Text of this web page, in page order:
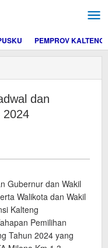
PEMPROV KALTENG
dan
2024
Gubernur dan Wakil
Walikota dan Wakil
Kalteng
Pemilihan
Tahun 2024 yang